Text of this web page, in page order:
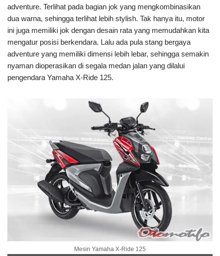
adventure. Terlihat pada bagian jok yang mengkombinasikan
dua warna, sehingga terlihat lebih stylish. Tak hanya itu, motor
ini juga memiliki jok dengan desain rata yang memudahkan kita
mengatur posisi berkendara. Lalu ada pula stang bergaya
adventure yang memiliki dimensi lebih lebar, sehingga semakin
nyaman dioperasikan di segala medan jalan yang dilalui
pengendara Yamaha X-Ride 125.
Mesin Yamaha X-Ride 125